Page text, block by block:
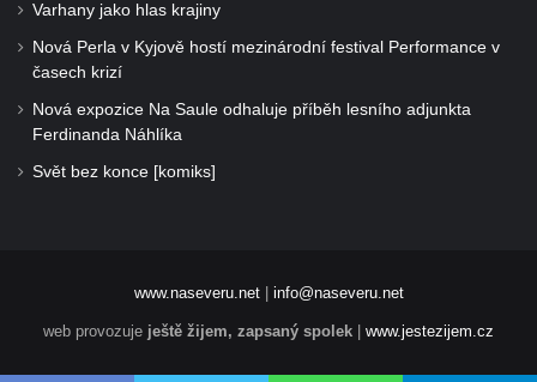
Varhany jako hlas krajiny
Nová Perla v Kyjově hostí mezinárodní festival Performance v
časech krizí
Nová expozice Na Saule odhaluje příběh lesního adjunkta
Ferdinanda Náhlíka
Svět bez konce [komiks]
www.naseveru.net| info@naseveru.net
web provozuje ještě žijem, zapsaný spolek www.jestezijem.cz